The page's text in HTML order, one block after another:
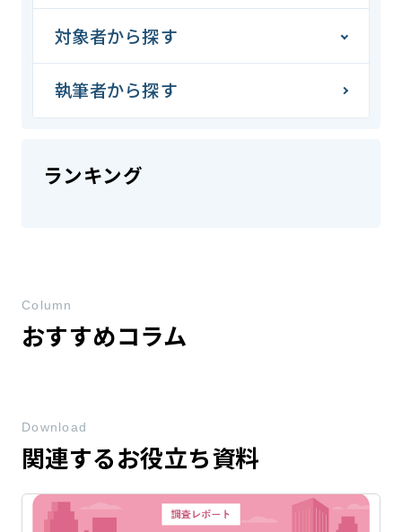
対象者から探す
執筆者から探す
ランキング
おすすめコラム
Column
関連するお役立ち資料
Download